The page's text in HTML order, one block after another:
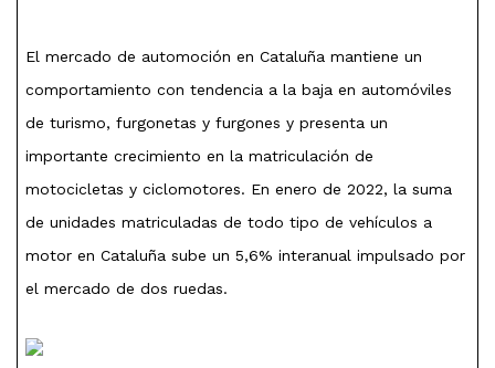
El mercado de automoción en Cataluña mantiene un
comportamiento con tendencia a la baja en automóviles
de turismo, furgonetas y furgones y presenta un
importante crecimiento en la matriculación de
motocicletas y ciclomotores. En enero de 2022, la suma
de unidades matriculadas de todo tipo de vehículos a
motor en Cataluña sube un 5,6% interanual impulsado por
el mercado de dos ruedas.